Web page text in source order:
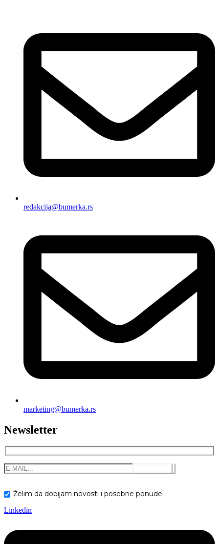
redakcija@bumerka.rs
marketing@bumerka.rs
Newsletter
Želim da dobijam novosti i posebne ponude.
Linkedin